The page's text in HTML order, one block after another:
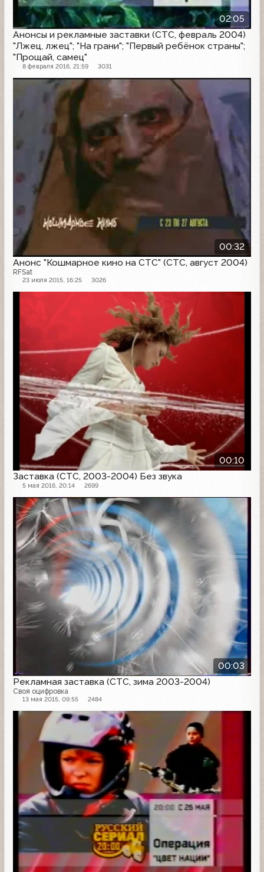
02:05
Анонсы и рекламные заставки (СТС, февраль 2004)
"Лжец, лжец"; "На грани"; "Первый ребёнок страны";
"Прощай, самец"
8 февраля 2016, 21:59 3031
00:32
Анонс "Кошмарное кино на СТС" (СТС, август 2004)
RFSat
23 июля 2015, 16:25 3026
00:10
Заставка (СТС, 2003-2004) Без звука
5 мая 2016, 20:14 2699
00:03
Рекламная заставка (СТС, зима 2003-2004)
Своя оцифровка
13 мая 2015, 09:55 2484
Рекламная заставка
Анонс